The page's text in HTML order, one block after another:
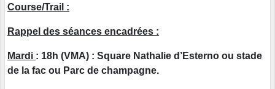
Course/Trail :
Rappel des séances encadrées :
Mardi : 18h (VMA) : Square Nathalie d’Esterno ou stade
de la fac ou Parc de champagne.